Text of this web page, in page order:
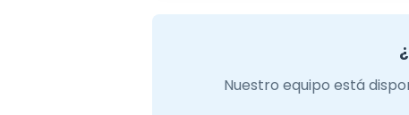
Nuestro equipo está